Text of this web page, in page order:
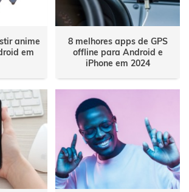
anime
em
8 melhores apps de GPS
offline para Android e
iPhone em 2024